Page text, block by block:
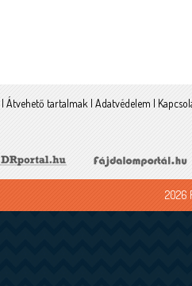
| Átvehető tartalmak | Adatvédelem |
2026